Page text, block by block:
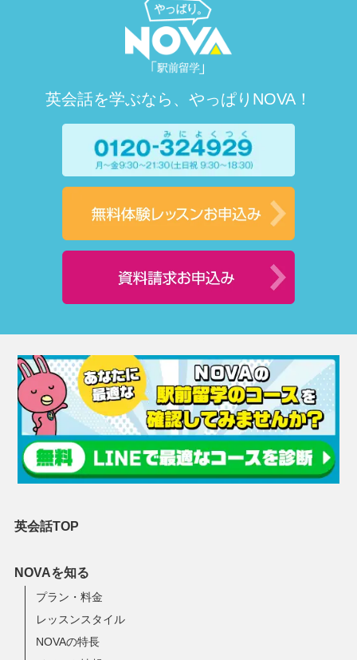
英会話を学ぶなら、やっぱりNOVA！
英会話TOP
NOVAを知る
プラン・料金
レッスンスタイル
NOVAの特長